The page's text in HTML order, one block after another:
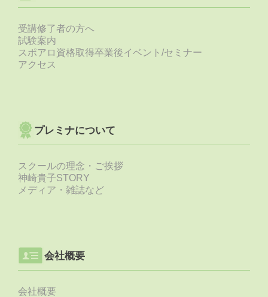
受講修了者の方へ
試験案内
スポアロ資格取得卒業後イベント/セミナー
アクセス
プレミナについて
スクールの理念・ご挨拶
神崎貴子STORY
メディア・雑誌など
会社概要
会社概要